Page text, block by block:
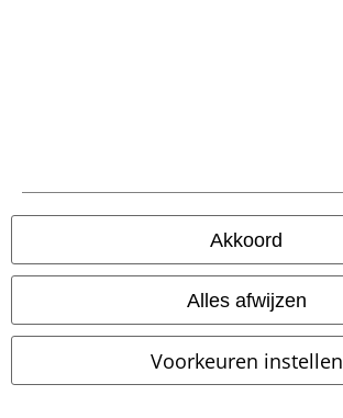
Akkoord
Alles afwijzen
Voorkeuren instellen
Annuleer mijn BSC-lidmaatschap
Overige acties